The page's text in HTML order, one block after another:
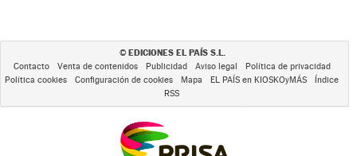
© EDICIONES EL PAÍS S.L.
Contacto Venta de contenidos Publicidad Aviso legal
Política de privacidad
Política cookies
Configuración de cookies Mapa EL PAÍS en KIOSKOyMÁS
Índice
RSS